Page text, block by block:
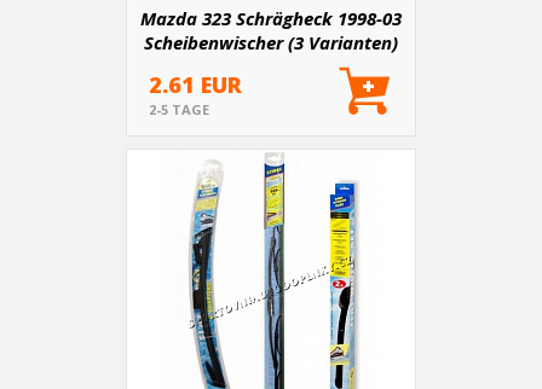
Mazda 323 Schrägheck 1998-03
Scheibenwischer (3 Varianten)
2.61 EUR
2-5 TAGE